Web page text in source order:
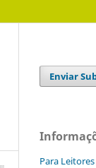
Enviar
Para Leitores